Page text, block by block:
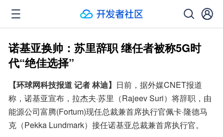
诺基亚换帅：苏里辞职 继任者被称5G时
代“绝佳选择”
【环球网科技报道 记者 林迪】 日前，据外媒CNET报道
称，诺基亚宣布，拉杰夫·苏里（Rajeev Suri）将辞职，由
能源公司富腾(Fortum)现任总裁兼首席执行官佩卡·隆德马
克（Pekka Lundmark）接任诺基亚总裁兼首席执行官。